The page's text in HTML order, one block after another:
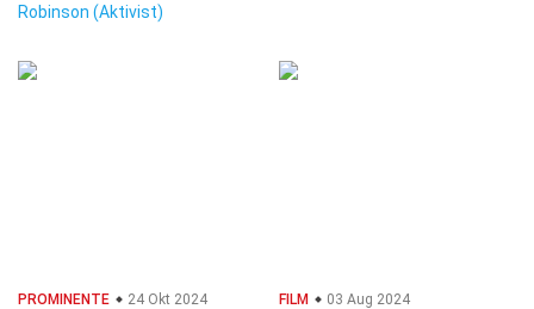
Robinson (Aktivist)
PROMINENTE 24 Okt 2024 FILM 03 Aug 2024